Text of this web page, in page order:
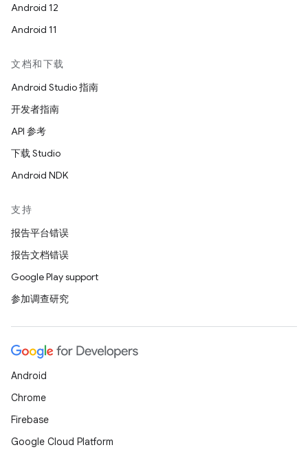
Android 12
Android 11
文档和下载
Android Studio 指南
开发者指南
API 参考
下载 Studio
Android NDK
支持
报告平台错误
报告文档错误
Google Play support
参加调查研究
Android
Chrome
Firebase
Google Cloud Platform